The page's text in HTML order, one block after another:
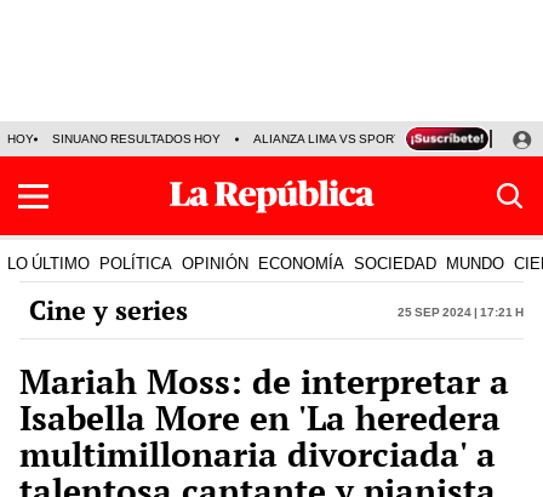
HOY SINUANO RESULTADOS HOY ALIANZA LIMA VS SPORT BOYS JORGE
LO ÚLTIMO POLÍTICA OPINIÓN ECONOMÍA SOCIEDAD MUNDO
Cine y series 25 Sep 2024 | 17:21 h
Mariah Moss: de interpretar a
Isabella More en 'La heredera
multimillonaria divorciada' a